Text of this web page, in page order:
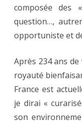
composée des
question…,
opportuniste et
Après 234 ans de
royauté
France est
je dirai «
son